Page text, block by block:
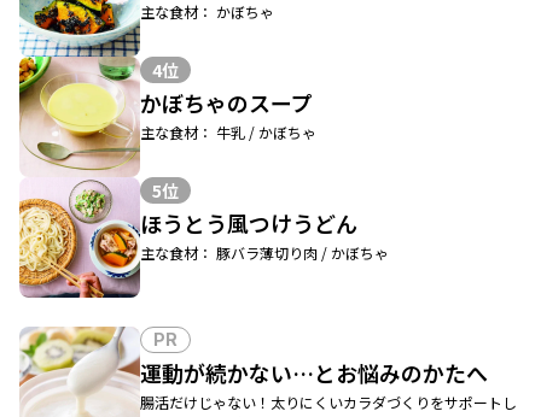
主な食材： かぼちゃ
4位
かぼちゃのスープ
主な食材： 牛乳 / かぼちゃ
5位
ほうとう風つけうどん
主な食材： 豚バラ薄切り肉 / かぼちゃ
PR
運動が続かない…とお悩みのかたへ
腸活だけじゃない！太りにくいカラダづくりをサポートし